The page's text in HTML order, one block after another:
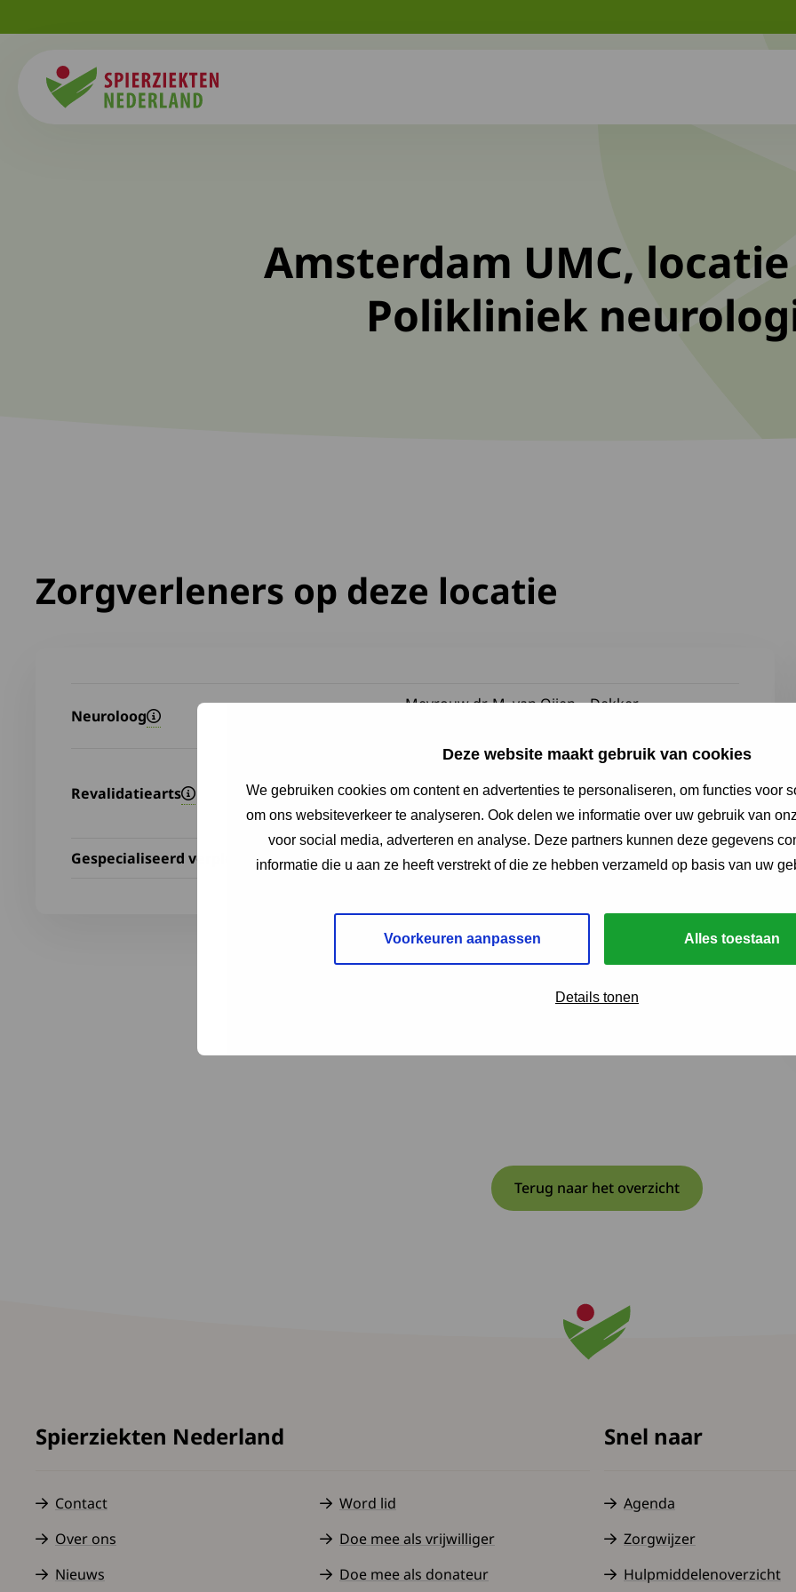
Deze website maakt gebruik van cookies
We gebruiken cookies om content en advertenties te personaliseren, om functies voor
om ons websiteverkeer te analyseren. Ook delen we informatie over uw gebruik van
voor social media, adverteren en analyse. Deze partners kunnen deze gegevens
informatie die u aan ze heeft verstrekt of die ze hebben verzameld op basis van uw
Voorkeuren aanpassen Alles toestaan
Details tonen
Amsterdam UMC, locatie
Polikliniek
Zorgverleners op deze locatie
Neuroloog
Mevrouw dr. M. van Oijen – Dekker
Revalidatiearts
Mevrouw dr. F.S. Koopman
Mevrouw dr. A. van Groenestijn
Gespecialiseerd verpleegkundige Mevrouw I.S. Klaver
Terug naar het overzicht
Spierziekten Nederland
Contact
Over ons
Nieuws
Word lid
Doe mee als vrijwilliger
Doe mee als donateur
Snel naar
Agenda
Zorgwijzer
Hulpmiddelenoverzicht